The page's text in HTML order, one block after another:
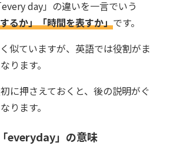
every day」の違いを一言でいう
るか」「時間を表すか」です。
似ていますが、英語では役割がま
ります。
に押さえておくと、後の説明がぐ
ります。
everyday」の意味